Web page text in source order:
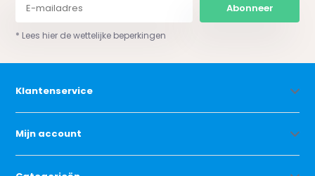
Abonneer
* Lees hier de wettelijke beperkingen
Klantenservice
Mijn account